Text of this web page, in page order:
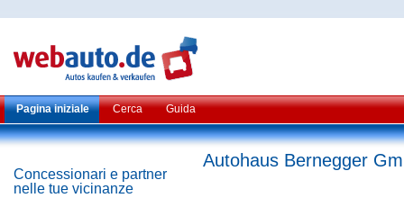
Pagina iniziale Cerca Guida
Concessionari e partner
nelle tue vicinanze
Autohaus Bernegger